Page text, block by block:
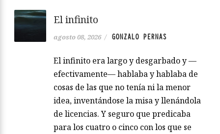
El infinito
agosto 08, 2026 / GONZALO PERNAS
El infinito era largo y desgarbado y —
efectivamente— hablaba y hablaba de
cosas de las que no tenía ni la menor
idea, inventándose la misa y llenándola
de licencias. Y seguro que predicaba
para los cuatro o cinco con los que se